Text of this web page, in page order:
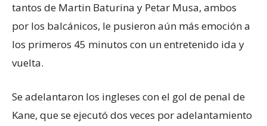
tantos de Martin Baturina y Petar Musa, ambos
por los balcánicos, le pusieron aún más emoción a
los primeros 45 minutos con un entretenido ida y
vuelta.
Se adelantaron los ingleses con el gol de penal de
Kane, que se ejecutó dos veces por adelantamiento